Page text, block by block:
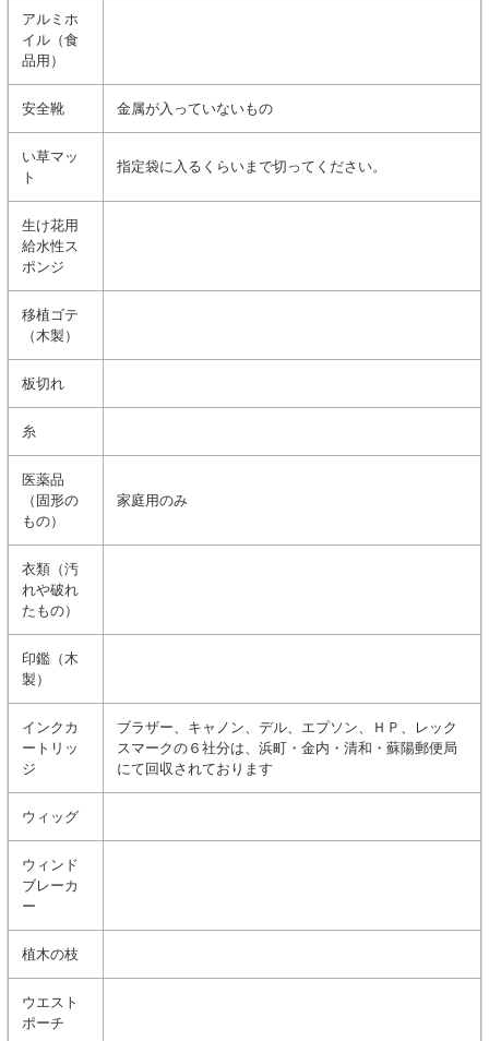
アルミホ
イル（食
品用）
安全靴 金属が入っていないもの
い草マッ
ト
指定袋に入るくらいまで切ってください。
生け花用
給水性ス
ポンジ
移植ゴテ
（木製）
板切れ
糸
医薬品
（固形の
もの）
家庭用のみ
衣類（汚
れや破れ
たもの）
印鑑（木
製）
インクカ
ートリッ
ジ
ブラザー、キャノン、デル、エプソン、ＨＰ、レック
スマークの６社分は、浜町・金内・清和・蘇陽郵便局
にて回収されております
ウィッグ
ウィンド
ブレーカ
ー
植木の枝
ウエスト
ポーチ